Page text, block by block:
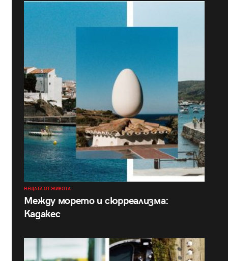
НЕЩАТА ОТ ЖИВОТА
Между морето и сюрреализма:
Кадакес